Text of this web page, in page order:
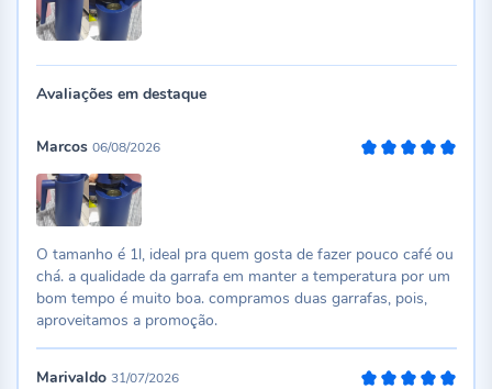
Avaliações em destaque
Marcos 06/08/2026
O tamanho é 1l, ideal pra quem gosta de fazer pouco café ou
chá. a qualidade da garrafa em manter a temperatura por um
bom tempo é muito boa. compramos duas garrafas, pois,
aproveitamos a promoção.
Marivaldo 31/07/2026